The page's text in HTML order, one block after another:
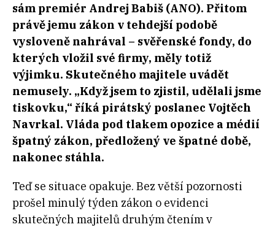
sám premiér Andrej Babiš (ANO). Přitom
právě jemu zákon v tehdejší podobě
vysloveně nahrával – svěřenské fondy, do
kterých vložil své firmy, měly totiž
výjimku. Skutečného majitele uvádět
nemusely. „Když jsem to zjistil, udělali jsme
tiskovku,“ říká pirátský poslanec Vojtěch
Navrkal. Vláda pod tlakem opozice a médií
špatný zákon, předložený ve špatné době,
nakonec stáhla.
Teď se situace opakuje. Bez větší pozornosti
prošel minulý týden zákon o evidenci
skutečných majitelů druhým čtením v